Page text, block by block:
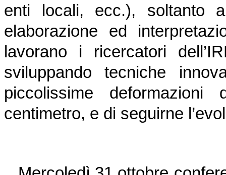
enti locali, ecc.), soltanto
elaborazione ed
lavorano i ricercatori
sviluppando tecniche
piccolissime
centimetro, e di seguirne